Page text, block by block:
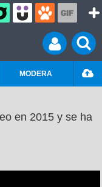
MODERA
en 2015 y se ha